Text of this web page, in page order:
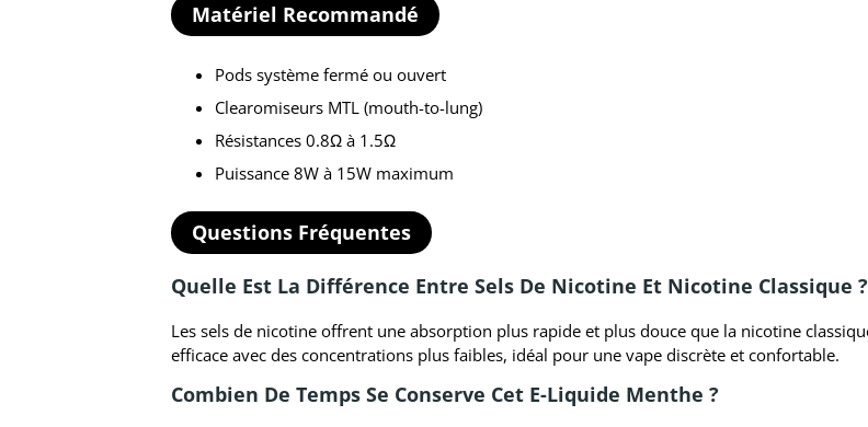
Matériel Recommandé
Pods système fermé ou ouvert
Clearomiseurs MTL (mouth-to-lung)
Résistances 0.8Ω à 1.5Ω
Puissance 8W à 15W maximum
Questions Fréquentes
Quelle Est La Différence Entre Sels De Nicotine Et Nicotine Classique ?
Les sels de nicotine offrent une absorption plus rapide et plus douce que la nicotine
efficace avec des concentrations plus faibles, idéal pour une vape discrète et confortable.
Combien De Temps Se Conserve Cet E-Liquide Menthe ?